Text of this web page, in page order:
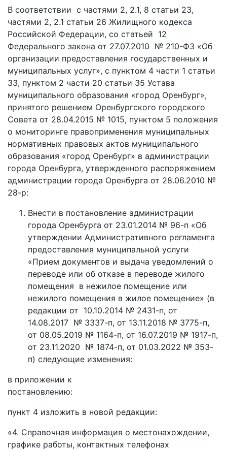
В соответствии с частями 2, 2.1, 8 статьи 23,
частями 2, 2.1 статьи 26 Жилищного кодекса
Российской Федерации, со статьей 12
Федерального закона от 27.07.2010 № 210-ФЗ «Об
организации предоставления государственных и
муниципальных услуг», с пунктом 4 части 1 статьи
33, пунктом 2 части 20 статьи 35 Устава
муниципального образования «город Оренбург»,
принятого решением Оренбургского городского
Совета от 28.04.2015 № 1015, пунктом 5 положения
о мониторинге правоприменения муниципальных
нормативных правовых актов муниципального
образования «город Оренбург» в администрации
города Оренбурга, утвержденного распоряжением
администрации города Оренбурга от 28.06.2010 №
28-р:
Внести в постановление администрации
города Оренбурга от 23.01.2014 № 96-п «Об
утверждении Административного регламента
предоставления муниципальной услуги
«Прием документов и выдача уведомлений о
переводе или об отказе в переводе жилого
помещения в нежилое помещение или
нежилого помещения в жилое помещение» (в
редакции от 10.10.2014 № 2431-п, от
14.08.2017 № 3337-п, от 13.11.2018 № 3775-п,
от 08.05.2019 № 1164-п, от 16.07.2019 № 1917-п,
от 23.11.2020 № 1874-п, от 01.03.2022 № 353-
п) следующие изменения:
в приложении к
пункт 4 изложить в новой редакции:
«4. Справочная информация о местонахождении,
графике работы, контактных телефонах